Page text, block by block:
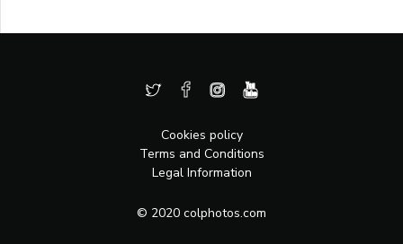
Cookies policy
Terms and Conditions
Legal Information
© 2020 colphotos.com